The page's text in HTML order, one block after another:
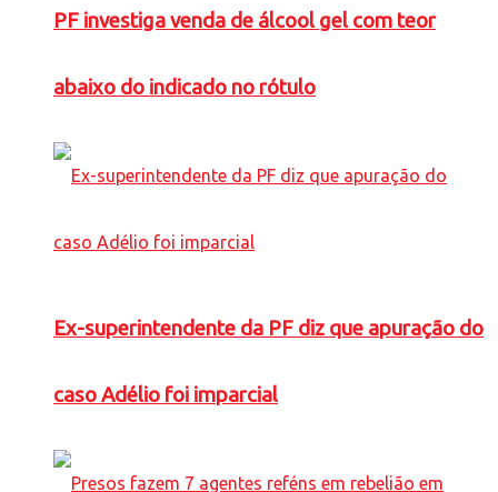
PF investiga venda de álcool gel com teor
abaixo do indicado no rótulo
Ex-superintendente da PF diz que apuração do
caso Adélio foi imparcial